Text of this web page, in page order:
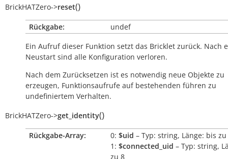
BrickHATZero->reset()
Rückgabe:
undef
Ein Aufruf dieser Funktion setzt das Bricklet zurück. Nach
Neustart sind alle Konfiguration verloren.
Nach dem Zurücksetzen ist es notwendig neue Objekte zu
erzeugen, Funktionsaufrufe auf bestehenden führen zu
undefiniertem Verhalten.
BrickHATZero->get_identity()
Rückgabe-Array: 0: $uid – Typ: string, Länge: bis zu
1: $connected_uid – Typ: string,
zu 8